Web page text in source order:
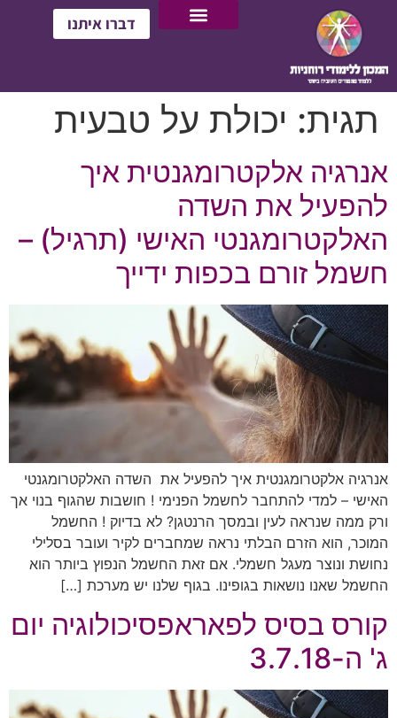
דברו איתנו
תגית: יכולת על טבעית
אנרגיה אלקטרומגנטית איך
להפעיל את השדה
האלקטרומגנטי האישי (תרגיל) –
חשמל זורם בכפות ידייך
אנרגיה אלקטרומגנטית איך להפעיל את השדה האלקטרומגנטי
האישי – למדי להתחבר לחשמל הפנימי ! חושבות שהגוף בנוי אך
ורק ממה שנראה לעין ובמסך הרנטגן? לא בדיוק ! החשמל
המוכר, הוא הזרם הבלתי נראה שמחברים לקיר ועובר בסלילי
נחושת ונוצר מעגל חשמלי. אם זאת החשמל הנפוץ ביותר הוא
החשמל שאנו נושאות בגופינו. בגוף שלנו יש מערכת […]
קורס בסיס לפאראפסיכולוגיה יום
ג' ה-3.7.18